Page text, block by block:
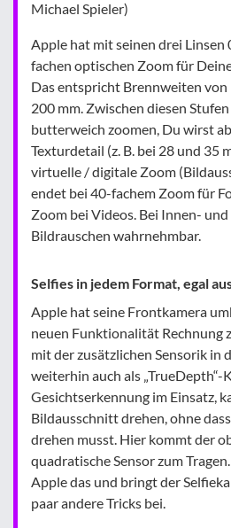
Michael Spieler)
Apple hat mit seinen drei Linsen
fachen optischen Zoom für
Das entspricht Brennweiten von
200 mm. Zwischen diesen
butterweich zoomen, Du wirst
Texturdetail (z. B. bei 28 und 35
virtuelle / digitale Zoom
endet bei 40-fachem Zoom für
Zoom bei Videos. Bei Innen-
Bildrauschen wahrnehmbar.
Selfies in jedem Format, egal
Apple hat seine Frontkamera
neuen Funktionalität Rechnung
mit der zusätzlichen Sensorik in
weiterhin auch als „TrueDepth“-
Gesichtserkennung im Einsatz,
Bildausschnitt drehen, ohne
drehen musst. Hier kommt der
quadratische Sensor zum
Apple das und bringt der
paar andere Tricks bei.